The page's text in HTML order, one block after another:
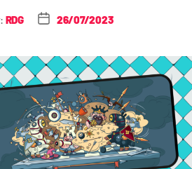
RDG 26/07/2023